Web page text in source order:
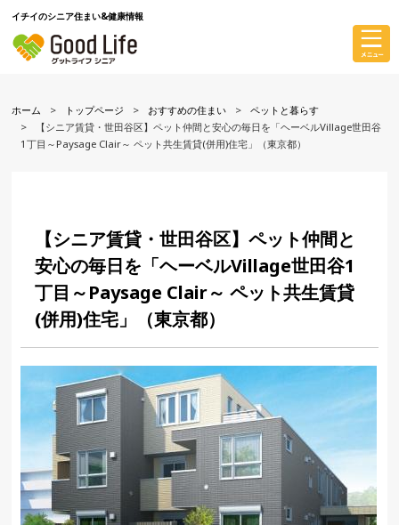
イチイのシニア住まい&健康情報
ホーム トップページ おすすめの住まい
ペットと暮らす
【シニア賃貸・世田谷区】ペット仲間と安心の毎日を「ヘーベルVillage世田谷
1丁目～Paysage Clair～ ペット共生賃貸(併用)住宅」（東京都）
【シニア賃貸・世田谷区】ペット仲間と
安心の毎日を「ヘーベルVillage世田谷1
丁目～Paysage Clair～ ペット共生賃貸
(併用)住宅」（東京都）